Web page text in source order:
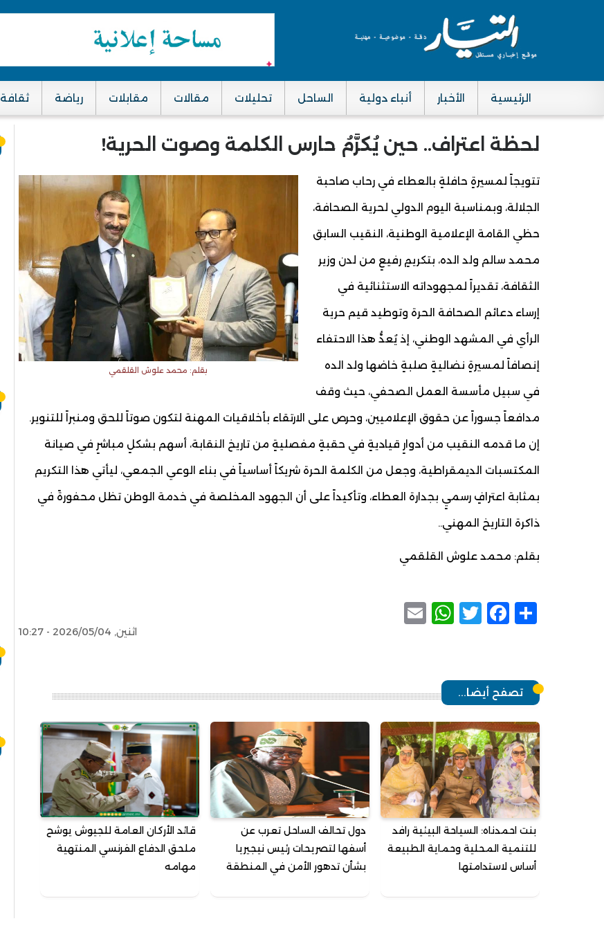
Main navigation
الرئيسية الأخبار أنباء دولية الساحل تحليلات مقالات مقابلات رياضة ثقافة
لحظة اعتراف.. حين يُكرَّمُ حارس الكلمة وصوت الحرية!
بقلم: محمد علوش القلقمي
​
تتويجاً لمسيرةٍ حافلةٍ بالعطاء في رحاب صاحبة
الجلالة، وبمناسبة اليوم الدولي لحرية الصحافة،
حظي القامة الإعلامية الوطنية، النقيب السابق
محمد سالم ولد الده، بتكريمٍ رفيعٍ من لدن وزير
الثقافة، تقديراً لمجهوداته الاستثنائية في
إرساء دعائم الصحافة الحرة وتوطيد قيم حرية
الرأي في المشهد الوطني، إذ يُعدُّ هذا الاحتفاء
إنصافاً لمسيرةٍ نضاليةٍ صلبةٍ خاضها ولد الده
في سبيل مأسسة العمل الصحفي، حيث وقف
مدافعاً جسوراً عن حقوق الإعلاميين، وحرص على الارتقاء بأخلاقيات المهنة لتكون صوتاً للحق ومنبراً للتنوير.
​إن ما قدمه النقيب من أدوارٍ قياديةٍ في حقبةٍ مفصليةٍ من تاريخ النقابة، أسهم بشكلٍ مباشرٍ في صيانة
المكتسبات الديمقراطية، وجعل من الكلمة الحرة شريكاً أساسياً في بناء الوعي الجمعي، ليأتي هذا التكريم
بمثابة اعترافٍ رسميٍ بجدارة العطاء، وتأكيداً على أن الجهود المخلصة في خدمة الوطن تظل محفورةً في
ذاكرة التاريخ المهني..
بقلم: محمد علوش القلقمي
Share
Facebook
Twitter
WhatsApp
اثنين, 2026/05/04 - 10:27
تصفح أيضا...
بنت احمدناه: السياحة البيئية رافد
للتنمية المحلية وحماية الطبيعة
أساس لاستدامتها
دول تحالف الساحل تعرب عن
أسفها لتصريحات رئيس نيجيريا
بشأن تدهور الأمن في المنطقة
قائد الأركان العامة للجيوش يوشح
ملحق الدفاع الفرنسي المنتهية
مهامه